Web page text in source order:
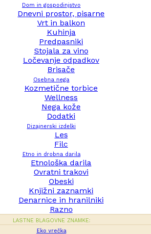
Dom in gospodinjstvo
Dnevni prostor, pisarne
Vrt in balkon
Kuhinja
Predpasniki
Stojala za vino
Ločevanje odpadkov
Brisače
Osebna nega
Kozmetične torbice
Wellness
Nega kože
Dodatki
Dizajnerski izdelki
Les
Filc
Etno in drobna darila
Etnološka darila
Ovratni trakovi
Obeski
Knjižni zaznamki
Denarnice in hranilniki
Razno
LASTNE BLAGOVNE ZNAMKE:
Eko vrečka